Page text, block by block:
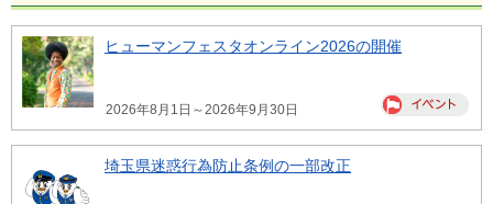
ヒューマンフェスタオンライン2026の開催
2026年8月1日～2026年9月30日
埼玉県迷惑行為防止条例の一部改正